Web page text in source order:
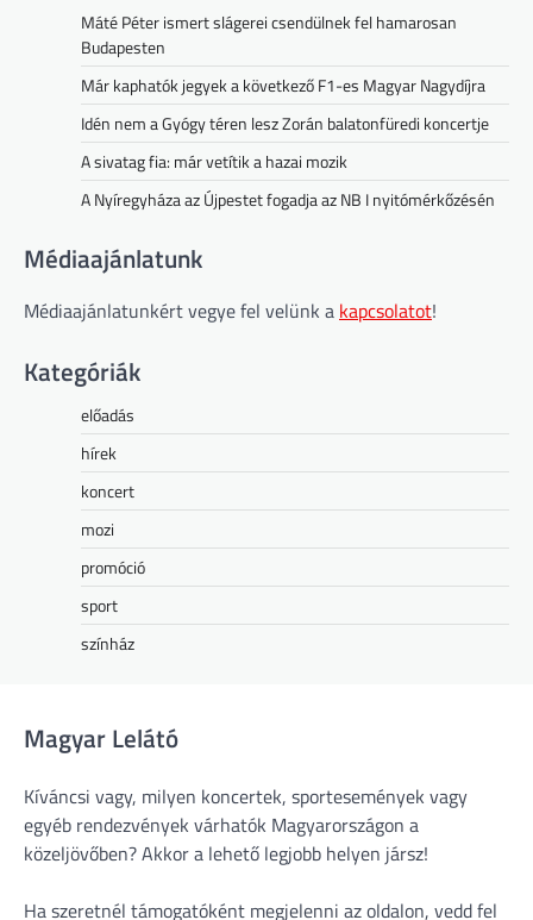
Máté Péter ismert slágerei csendülnek fel hamarosan
Budapesten
Már kaphatók jegyek a következő F1-es Magyar Nagydíjra
Idén nem a Gyógy téren lesz Zorán balatonfüredi koncertje
A sivatag fia: már vetítik a hazai mozik
A Nyíregyháza az Újpestet fogadja az NB I nyitómérkőzésén
Médiaajánlatunk
Médiaajánlatunkért vegye fel velünk a kapcsolatot!
Kategóriák
előadás
hírek
koncert
mozi
promóció
sport
színház
Magyar Lelátó
Kíváncsi vagy, milyen koncertek, sportesemények vagy
egyéb rendezvények várhatók Magyarországon a
közeljövőben? Akkor a lehető legjobb helyen jársz!
Ha szeretnél támogatóként megjelenni az oldalon, vedd fel